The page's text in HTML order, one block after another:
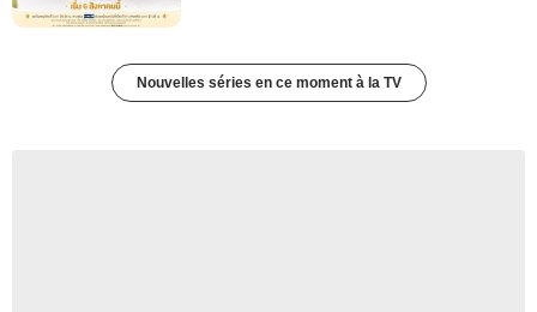
Nouvelles séries en ce moment à la TV